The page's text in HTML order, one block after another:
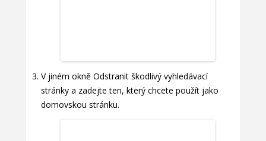
V jiném okně Odstranit škodlivý vyhledávací
stránky a zadejte ten, který chcete použít jako
domovskou stránku.